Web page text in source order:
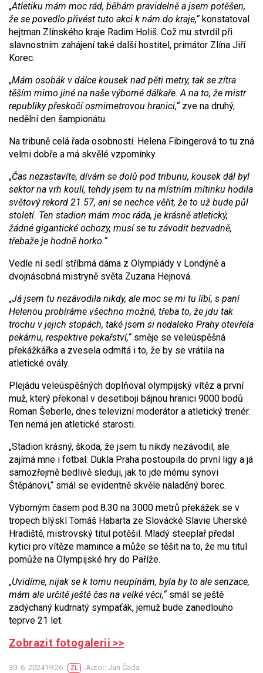
„Atletiku mám moc rád, běhám pravidelně a jsem potěšen,
že se povedlo přivést tuto akci k nám do kraje,“konstatoval
hejtman Zlínského kraje Radim Holiš. Což mu stvrdil při
slavnostním zahájení také další hostitel, primátor Zlína Jiří
Korec.
„Mám osobák v dálce kousek nad pěti metry, tak se zítra
těším mimo jiné na naše výborné dálkaře. A na to, že mistr
republiky přeskočí osmimetrovou hranici,“zve na druhý,
nedělní den šampionátu.
Na tribuně celá řada osobností. Helena Fibingerová to tu zná
velmi dobře a má skvělé vzpomínky.
„Čas nezastavíte, dívám se dolů pod tribunu, kousek dál byl
sektor na vrh koulí, tehdy jsem tu na místním mítinku hodila
světový rekord 21.57, ani se nechce věřit, že to už bude půl
století. Ten stadion mám moc ráda, je krásně atletický,
žádné gigantické ochozy, musí se tu závodit bezvadně,
třebaže je hodně horko.“
Vedle ní sedí stříbrná dáma z Olympiády v Londýně a
dvojnásobná mistryně světa Zuzana Hejnová.
„Já jsem tu nezávodila nikdy, ale moc se mi tu líbí, s paní
Helenou probíráme všechno možné, třeba to, že jdu tak
trochu v jejich stopách, také jsem si nedaleko Prahy otevřela
pekárnu, respektive pekařství,“směje se veleúspěšná
překážkářka a zvesela odmítá i to, že by se vrátila na
atletické ovály.
Plejádu veleúspěšných doplňoval olympijský vítěz a první
muž, který překonal v desetiboji bájnou hranici 9000 bodů
Roman Šeberle, dnes televizní moderátor a atletický trenér.
Ten nemá jen atletické starosti.
„Stadion krásný, škoda, že jsem tu nikdy nezávodil, ale
zajímá mne i fotbal. Dukla Praha postoupila do první ligy a já
samozřejmě bedlivě sleduji, jak to jde mému synovi
Štěpánovi,“ smál se evidentně skvěle naladěný borec.
Výborným časem pod 8.30 na 3000 metrů překážek se v
tropech blýskl Tomáš Habarta ze Slovácké Slavie Uherské
Hradiště, mistrovský titul potěšil. Mladý steeplař předal
kytici pro vítěze mamince a může se těšit na to, že mu titul
pomůže na Olympijské hry do Paříže.
„Uvidíme, nijak se k tomu neupínám, byla by to ale senzace,
mám ale určitě ještě čas na velké věci,“smál se ještě
zadýchaný kudrnatý sympaťák, jemuž bude zanedlouho
teprve 21 let.
Zobrazit fotogalerii >>
30. 6. 202419:26 ZL Autor: Jan Čada